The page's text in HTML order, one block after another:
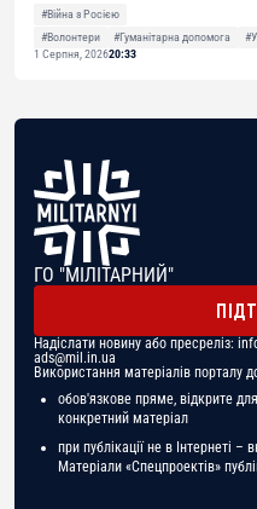
#Війна з Росією
#Волонтери
#Гуманітарна допомога
1 Серпня, 202620:33
ГО "МІЛІТАРНИЙ"
Надіслати новину або пресреліз:
ads@mil.in.ua
Використання матеріалів порталу
обов'язкове пряме, відкрите
конкретний матеріал
при публікації не в Інтернеті –
Матеріали «Спецпроектів»